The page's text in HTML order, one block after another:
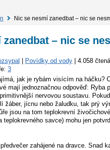
Nic se nesmí zanedbat – nic se
zanedbat – nic se
Povídky od vody | 4.058
3
jak je rybám visícím na háčku?
mají jednoznačnou odpověď: Ryba
nervovou soustavu.
žáber, jícnu nebo žaludku, tak prý
jsou na tom teplokrevní
teplokrevného savce) mohu jen
zahájené na dravce. Snad